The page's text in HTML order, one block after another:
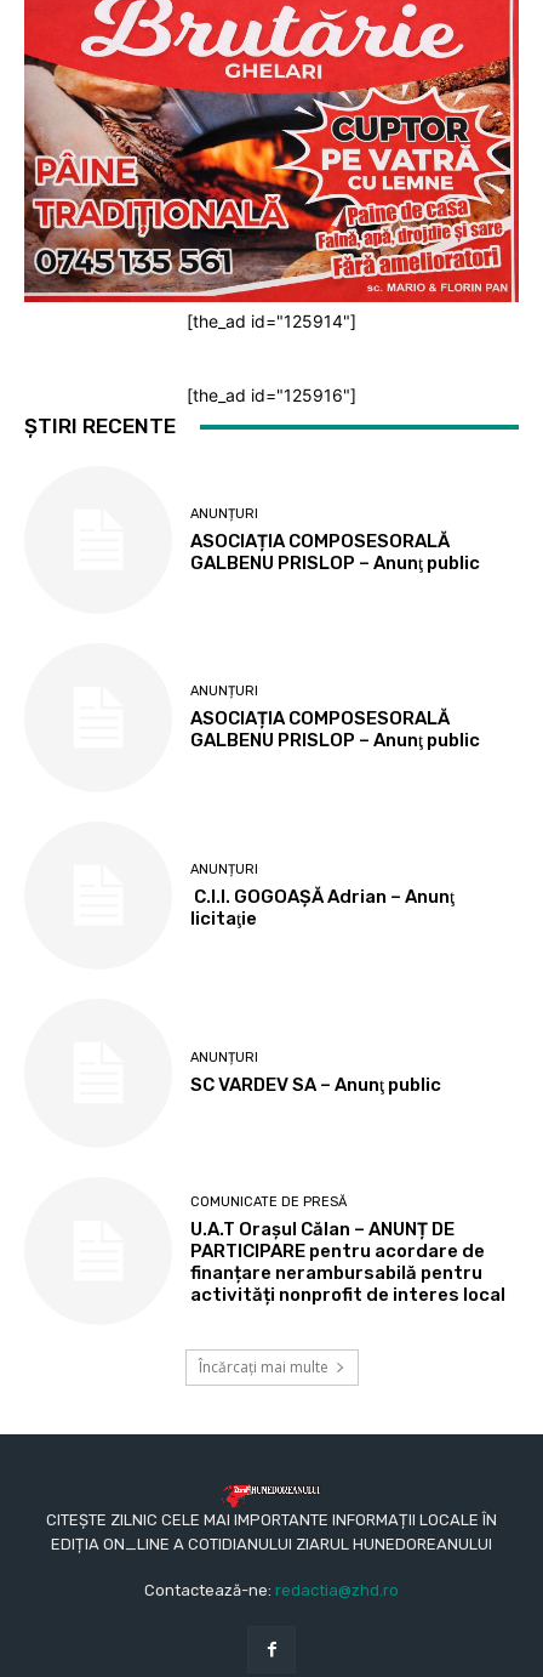
[the_ad id="125914"]
[the_ad id="125916"]
ȘTIRI RECENTE
ANUNȚURI
ASOCIAȚIA COMPOSESORALĂ
GALBENU PRISLOP – Anunţ public
ANUNȚURI
ASOCIAȚIA COMPOSESORALĂ
GALBENU PRISLOP – Anunţ public
ANUNȚURI
C.I.I. GOGOAŞĂ Adrian – Anunţ
licitaţie
ANUNȚURI
SC VARDEV SA – Anunţ public
COMUNICATE DE PRESĂ
U.A.T Orașul Călan – ANUNȚ DE
PARTICIPARE pentru acordare de
finanțare nerambursabilă pentru
activități nonprofit de interes local
Încărcați mai multe
CITEȘTE ZILNIC CELE MAI IMPORTANTE INFORMAȚII LOCALE ÎN
EDIȚIA ON_LINE A COTIDIANULUI ZIARUL HUNEDOREANULUI
Contactează-ne: redactia@zhd.ro